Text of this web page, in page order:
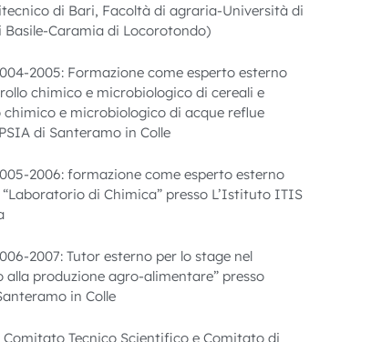
di Bari, Facoltà di agraria-Università di
Basile-Caramia di Locorotondo)
2005: Formazione come esperto esterno
chimico e microbiologico di cereali e
e microbiologico di acque reflue
di Santeramo in Colle
2006: formazione come esperto esterno
di Chimica” presso L’Istituto ITIS
2007: Tutor esterno per lo stage nel
alla produzione agro-alimentare” presso
in Colle
Comitato Tecnico Scientifico e Comitato di